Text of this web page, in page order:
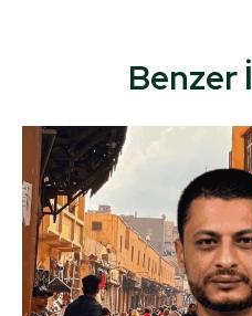
Benzer